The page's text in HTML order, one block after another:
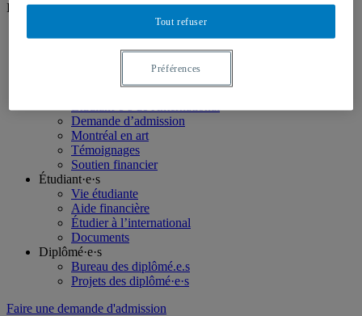
Réseaux sociaux
Facebook
Pourquoi choisir le programme
Demande d’admission
Montréal en art
Témoignages
Soutien financier
Étudiant·e·s
Vie étudiante
Aide financière
Étudier à l’international
Documents
Diplômé·e·s
Bureau des diplômé.e.s
Projets des diplômé·e·s
Faire une demande d'admission
Tout refuser
Préférences